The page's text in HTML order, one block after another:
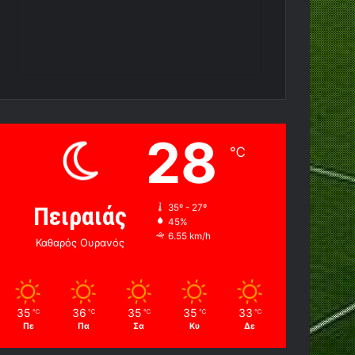
Πειραιάς
Καθαρός Ουρανός
28 ℃
35º - 27º
45%
6.55 km/h
35 ℃
Πε
36 ℃
Πα
35 ℃
Σα
35 ℃
Κυ
33 ℃
Δε